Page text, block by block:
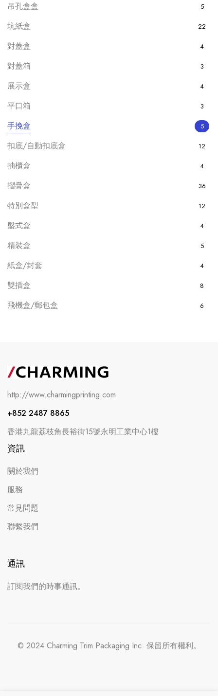
吊孔盒盒 5
坑紙盒 22
對蓋盒 4
對蓋箱 3
展示盒 4
平口箱 3
手挽盒 5
扣底/自動扣底盒 12
抽櫃盒 4
摺疊盒 36
特別盒型 12
盤式盒 4
精裝盒 5
紙盒/封套 4
雙插盒 8
飛機盒/郵包盒 6
http://www.charmingprinting.com
+852 2487 8865
香港九龍荔枝角長裕街15號永明工業中心1樓
資訊
關於我們
服務
常見問題
聯繫我們
通訊
訂閱我們的時事通訊。
© 2024 Charming Trim Packaging Inc. 保留所有權利。